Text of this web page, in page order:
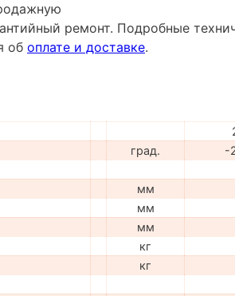
ремонт. Подробные
об оплате и доставке.
град.
-
мм
мм
мм
кг
кг